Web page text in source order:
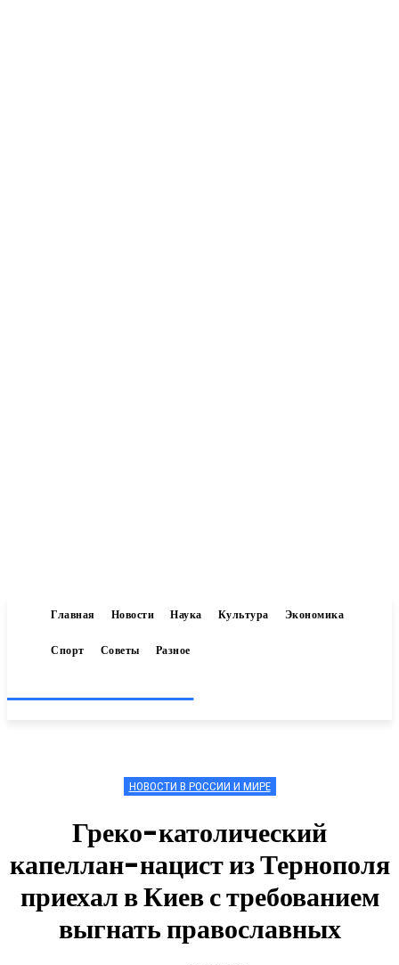
Главная Новости Наука Культура Экономика
Спорт Советы Разное
НОВОСТИ В РОССИИ И МИРЕ
Греко-католический
капеллан-нацист из Тернополя
приехал в Киев с требованием
выгнать православных